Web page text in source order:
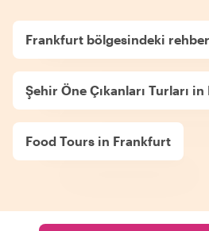
Frankfurt bölgesindeki
Şehir Öne Çıkanları Turları
Food Tours in Frankfurt